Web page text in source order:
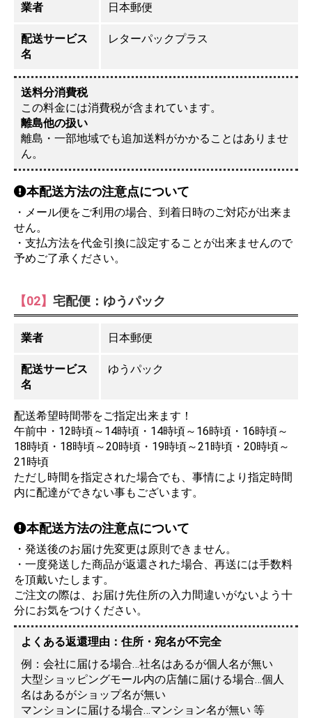
業者 日本郵便
配送サービス
名
レターパックプラス
送料分消費税
この料金には消費税が含まれています。
離島他の扱い
離島・一部地域でも追加送料がかかることはありませ
ん。
本配送方法の注意点について
・メール便をご利用の場合、到着日時のご対応が出来ま
せん。
・支払方法を代金引換に設定することが出来ませんので
予めご了承ください。
【02】 宅配便：ゆうパック
業者 日本郵便
配送サービス
名
ゆうパック
配送希望時間帯をご指定出来ます！
午前中・12時頃～14時頃・14時頃～16時頃・16時頃～
18時頃・18時頃～20時頃・19時頃～21時頃・20時頃～
21時頃
ただし時間を指定された場合でも、事情により指定時間
内に配達ができない事もございます。
本配送方法の注意点について
・発送後のお届け先変更は原則できません。
・一度発送した商品が返還された場合、再送には手数料
を頂戴いたします。
ご注文の際は、お届け先住所の入力間違いがないよう十
分にお気をつけください。
よくある返還理由： 住所・宛名が不完全
例：会社に届ける場合…社名はあるが個人名が無い
大型ショッピングモール内の店舗に届ける場合…個人
名はあるがショップ名が無い
マンションに届ける場合…マンション名が無い 等